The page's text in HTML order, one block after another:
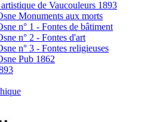
de Vaucouleurs 1893
Monuments aux morts
n° 1 - Fontes de bâtiment
n° 2 - Fontes d'art
n° 3 - Fontes religieuses
Pub 1862